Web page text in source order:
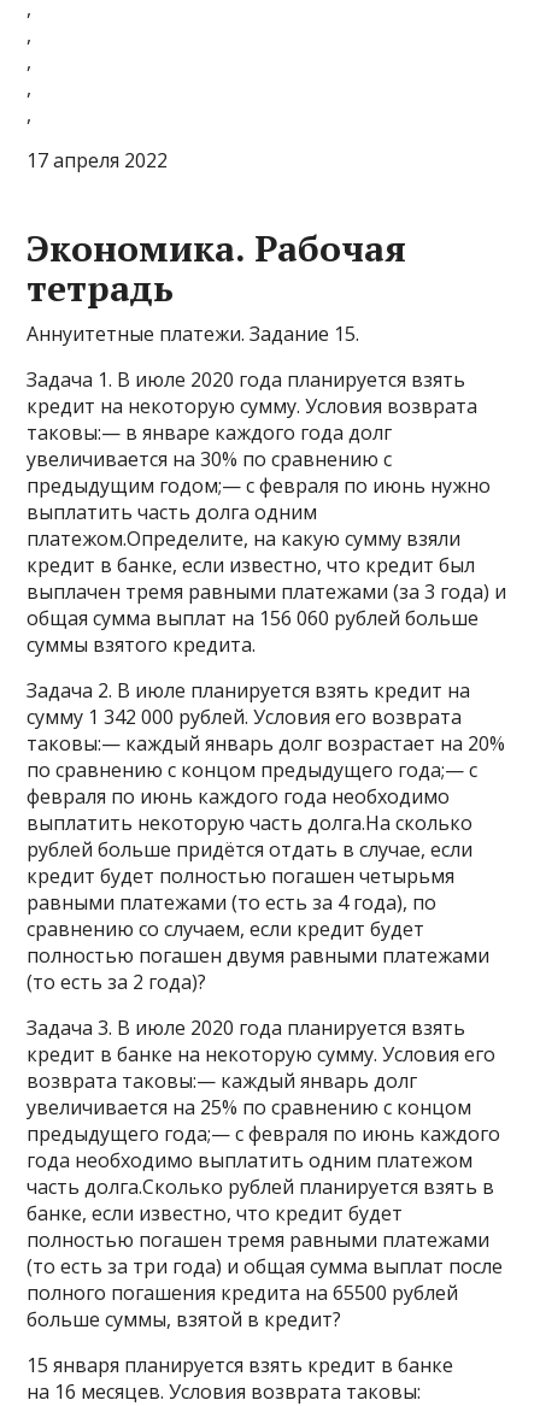
,
,
,
,
,
17 апреля 2022
Экономика. Рабочая
тетрадь
Аннуитетные платежи. Задание 15.
Задача 1. В июле 2020 года планируется взять
кредит на некоторую сумму. Условия возврата
таковы:— в январе каждого года долг
увеличивается на 30% по сравнению с
предыдущим годом;— с февраля по июнь нужно
выплатить часть долга одним
платежом.Определите, на какую сумму взяли
кредит в банке, если известно, что кредит был
выплачен тремя равными платежами (за 3 года) и
общая сумма выплат на 156 060 рублей больше
суммы взятого кредита.
Задача 2. В июле планируется взять кредит на
сумму 1 342 000 рублей. Условия его возврата
таковы:— каждый январь долг возрастает на 20%
по сравнению с концом предыдущего года;— с
февраля по июнь каждого года необходимо
выплатить некоторую часть долга.На сколько
рублей больше придётся отдать в случае, если
кредит будет полностью погашен четырьмя
равными платежами (то есть за 4 года), по
сравнению со случаем, если кредит будет
полностью погашен двумя равными платежами
(то есть за 2 года)?
Задача 3. В июле 2020 года планируется взять
кредит в банке на некоторую сумму. Условия его
возврата таковы:— каждый январь долг
увеличивается на 25% по сравнению с концом
предыдущего года;— с февраля по июнь каждого
года необходимо выплатить одним платежом
часть долга.Сколько рублей планируется взять в
банке, если известно, что кредит будет
полностью погашен тремя равными платежами
(то есть за три года) и общая сумма выплат после
полного погашения кредита на 65500 рублей
больше суммы, взятой в кредит?
15 января планируется взять кредит в банке
на 16 месяцев. Условия возврата таковы: